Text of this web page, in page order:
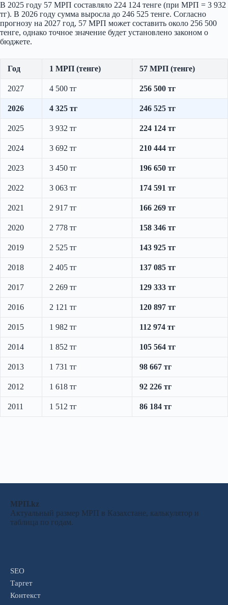
В 2025 году 57 МРП составляло 224 124 тенге (при МРП = 3 932
тг). В 2026 году сумма выросла до 246 525 тенге. Согласно
прогнозу на 2027 год, 57 МРП может составить около 256 500
тенге, однако точное значение будет установлено законом о
бюджете.
Год 1 МРП (тенге) 57 МРП (тенге)
2027 4 500 тг 256 500 тг
2026 4 325 тг 246 525 тг
2025 3 932 тг 224 124 тг
2024 3 692 тг 210 444 тг
2023 3 450 тг 196 650 тг
2022 3 063 тг 174 591 тг
2021 2 917 тг 166 269 тг
2020 2 778 тг 158 346 тг
2019 2 525 тг 143 925 тг
2018 2 405 тг 137 085 тг
2017 2 269 тг 129 333 тг
2016 2 121 тг 120 897 тг
2015 1 982 тг 112 974 тг
2014 1 852 тг 105 564 тг
2013 1 731 тг 98 667 тг
2012 1 618 тг 92 226 тг
2011 1 512 тг 86 184 тг
МРП.kz
Актуальный размер МРП в Казахстане, калькулятор и
таблица по годам.
SEO
Таргет
Контекст